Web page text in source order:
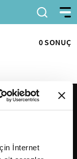
İnternet
0 SONUÇ